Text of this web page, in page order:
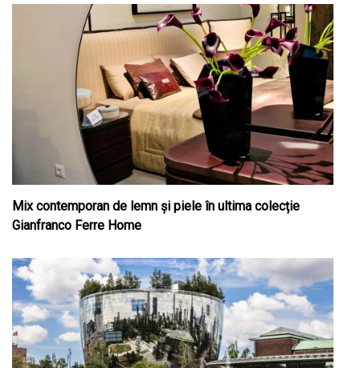
Mix contemporan de lemn şi piele în ultima colecție
Gianfranco Ferre Home